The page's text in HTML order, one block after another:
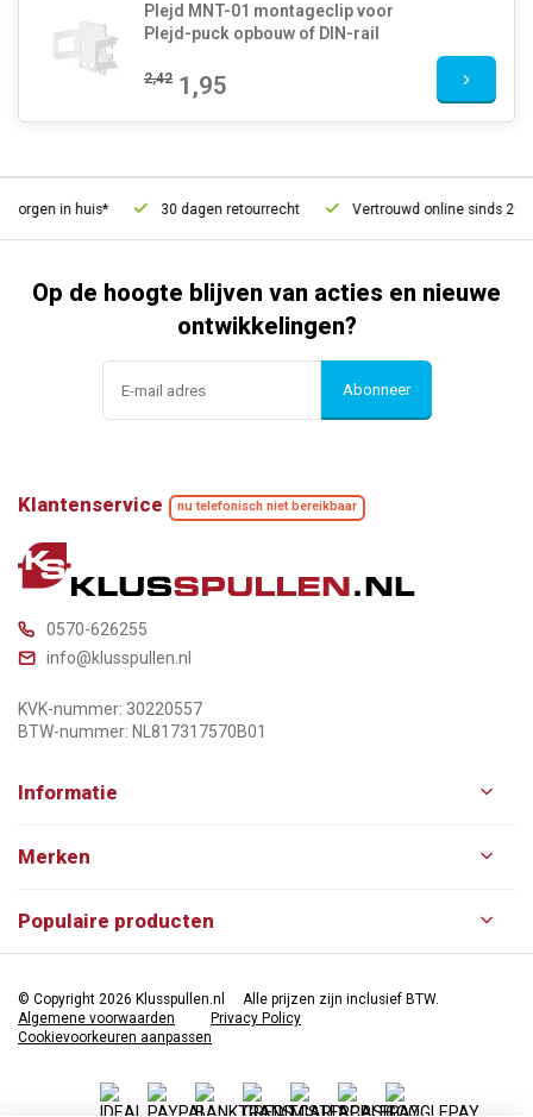
Plejd MNT-01 montageclip voor
Plejd-puck opbouw of DIN-rail
2,42 1,95
in huis* 30 dagen retourrecht Vertrouwd online sinds 2006
Op de hoogte blijven van acties en nieuwe
ontwikkelingen?
Abonneer
Klantenservice nu telefonisch niet bereikbaar
0570-626255
info@klusspullen.nl
KVK-nummer: 30220557
BTW-nummer: NL817317570B01
Informatie
Merken
Populaire producten
© Copyright 2026 Klusspullen.nl
Alle prijzen zijn inclusief BTW.
Algemene voorwaarden
Privacy Policy
Cookievoorkeuren aanpassen